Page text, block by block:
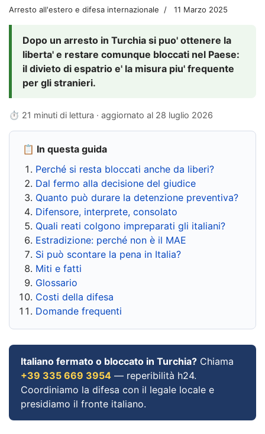
Arresto all'estero e difesa internazionale 11 Marzo 2025
Dopo un arresto in Turchia si puo' ottenere la
liberta' e restare comunque bloccati nel Paese:
il divieto di espatrio e' la misura piu' frequente
per gli stranieri.
⏱ 21 minuti di lettura · aggiornato al 28 luglio 2026
📋 In questa guida
Perché si resta bloccati anche da liberi?
Dal fermo alla decisione del giudice
Quanto può durare la detenzione preventiva?
Difensore, interprete, consolato
Quali reati colgono impreparati gli italiani?
Estradizione: perché non è il MAE
Si può scontare la pena in Italia?
Miti e fatti
Glossario
Costi della difesa
Domande frequenti
Italiano fermato o bloccato in Turchia? Chiama
+39 335 669 3954 — reperibilità h24.
Coordiniamo la difesa con il legale locale e
presidiamo il fronte italiano.